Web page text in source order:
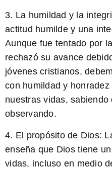
3. La humildad y la
actitud humilde y una
Aunque fue tentado por
rechazó su avance
jóvenes cristianos,
con humildad y
nuestras vidas, sabiendo
observando.
4. El propósito de Dios:
enseña que Dios tiene
vidas, incluso en medio